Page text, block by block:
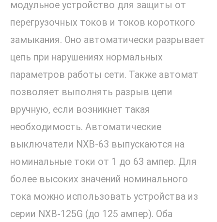
модульное устройство для защиты от
перегрузочных токов и токов короткого
замыкания. Оно автоматически разрывает
цепь при нарушениях нормальных
параметров работы сети. Также автомат
позволяет выполнять разрыв цепи
вручную, если возникнет такая
необходимость. Автоматические
выключатели NXB-63 выпускаются на
номинальные токи от 1 до 63 ампер. Для
более высоких значений номинального
тока можно использовать устройства из
серии NXB-125G (до 125 ампер). Оба